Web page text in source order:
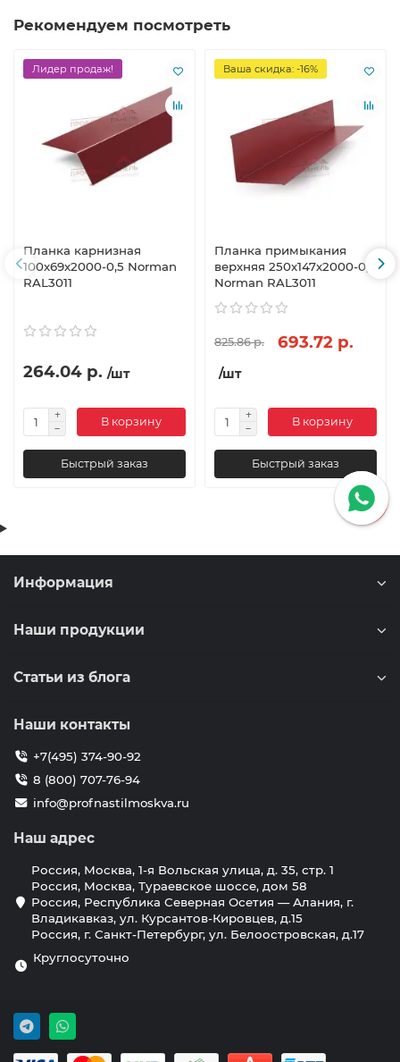
Рекомендуем посмотреть
Лидер продаж!
Планка карнизная
100х69х2000-0,5 Norman
RAL3011
264.04 р. /шт
В корзину
Быстрый заказ
Ваша скидка: -16%
Планка примыкания
верхняя 250х147х2000-0,5
Norman RAL3011
825.86 р. 693.72 р.
/шт
В корзину
Быстрый заказ
Информация
Наши продукции
Статьи из блога
Наши контакты
+7(495) 374-90-92
8 (800) 707-76-94
info@profnastilmoskva.ru
Наш адрес
Россия, Москва, 1-я Вольская улица, д. 35, стр. 1
Россия, Москва, Тураевское шоссе, дом 58
Россия, Республика Северная Осетия — Алания, г.
Владикавказ, ул. Курсантов-Кировцев, д.15
Россия, г. Санкт-Петербург, ул. Белоостровская, д.17
Круглосуточно